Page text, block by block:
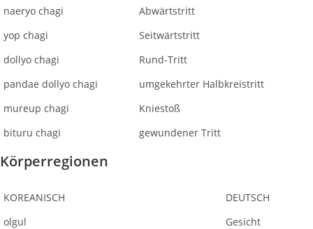
naeryo chagi
Abwärtstritt
yop chagi
Seitwärtstritt
dollyo chagi
Rund-Tritt
pandae dollyo chagi
umgekehrter Halbkreistritt
mureup chagi
Kniestoß
bituru chagi
gewundener Tritt
Körperregionen
KOREANISCH
DEUTSCH
olgul
Gesicht